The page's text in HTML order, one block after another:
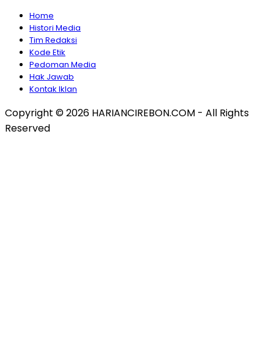
Home
Histori Media
Tim Redaksi
Kode Etik
Pedoman Media
Hak Jawab
Kontak Iklan
Copyright © 2026 HARIANCIREBON.COM - All Rights
Reserved